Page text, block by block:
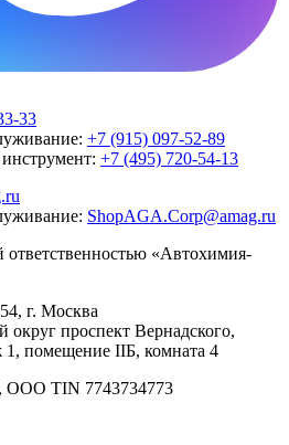
33
+7 (915) 097-52-89
+7 (495) 720-54-13
ShopAGA.Corp@amag.ru
«Автохимия-
г. Москва
проспект Вернадского,
1, помещение IIБ, комната 4
TIN 7743734773